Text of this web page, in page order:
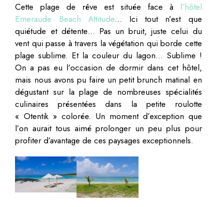
Cette plage de rêve est située face à l’hôtel
Emeraude Beach Attitude… Ici tout n’est que
quiétude et détente… Pas un bruit, juste celui du
vent qui passe à travers la végétation qui borde cette
plage sublime. Et la couleur du lagon… Sublime !
On a pas eu l’occasion de dormir dans cet hôtel,
mais nous avons pu faire un petit brunch matinal en
dégustant sur la plage de nombreuses spécialités
culinaires présentées dans la petite roulotte
« Otentik » colorée. Un moment d’exception que
l’on aurait tous aimé prolonger un peu plus pour
profiter d’avantage de ces paysages exceptionnels.